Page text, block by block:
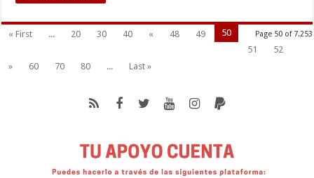
Page 50 of 7.253
« First ... 20 30 40 « 48 49
50
51
52
»
60 70 80 ... Last »